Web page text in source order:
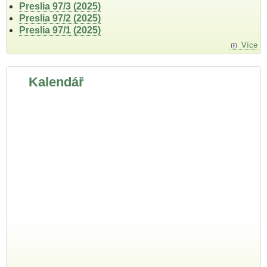
Preslia 97/3 (2025)
Preslia 97/2 (2025)
Preslia 97/1 (2025)
Více
Kalendář